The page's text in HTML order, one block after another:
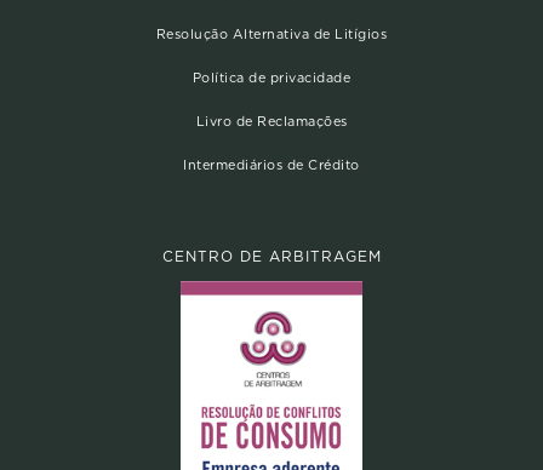
Resolução Alternativa de Litígios
Política de privacidade
Livro de Reclamações
Intermediários de Crédito
CENTRO DE ARBITRAGEM